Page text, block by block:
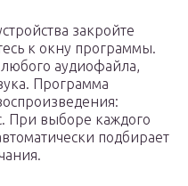
закройте
к окну программы.
аудиофайла,
Программа
При выборе каждого
подбирает